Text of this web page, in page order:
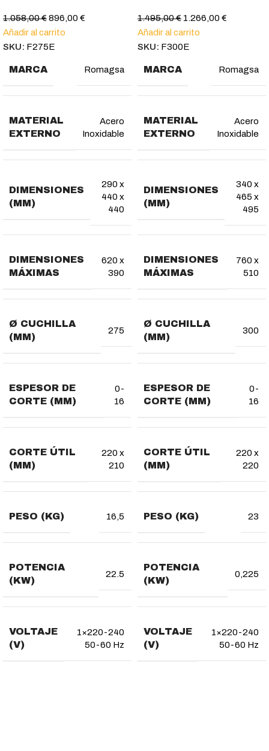
1.058,00€896,00 €
Añadir al carrito
SKU: F275E
MARCA Romagsa
MATERIAL
EXTERNO
Acero
Inoxidable
DIMENSIONES
(MM)
290 x
440 x
440
DIMENSIONES
MÁXIMAS
620 x
390
Ø CUCHILLA
(MM)
275
ESPESOR DE
CORTE (MM)
0-
16
CORTE ÚTIL
(MM)
220 x
210
PESO (KG) 16,5
POTENCIA
(KW)
22.5
VOLTAJE
(V)
1×220-240
50-60 Hz
1.495,00€ 1.266,00 €
Añadir al carrito
SKU: F300E
MARCA Romagsa
MATERIAL
EXTERNO
Acero
Inoxidable
DIMENSIONES
(MM)
340 x
465 x
495
DIMENSIONES
MÁXIMAS
760 x
510
Ø CUCHILLA
(MM)
300
ESPESOR DE
CORTE (MM)
0-
16
CORTE ÚTIL
(MM)
220 x
220
PESO (KG) 23
POTENCIA
(KW)
0,225
VOLTAJE
(V)
1×220-240
50-60 Hz